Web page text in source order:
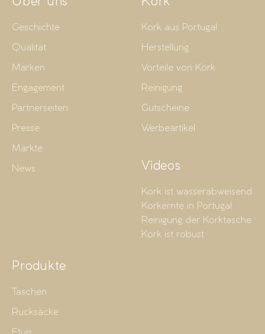
Geschichte
Qualität
Marken
Engagement
Partnerseiten
Presse
Märkte
News
Kork aus Portugal
Herstellung
Vorteile von Kork
Reinigung
Gutscheine
Werbeartikel
Videos
Kork ist wasserabweisend
Korkernte in Portugal
Reinigung der Korktasche
Kork ist robust
Produkte
Taschen
Rucksäcke